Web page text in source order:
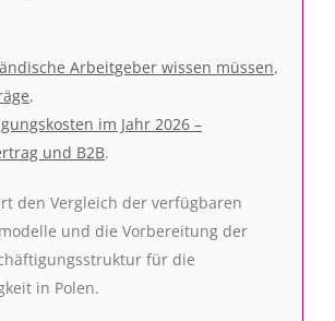
Arbeitgeber wissen müssen,
,
im Jahr 2026 –
und B2B.
den Vergleich der verfügbaren
und die Vorbereitung der
für die
in Polen.